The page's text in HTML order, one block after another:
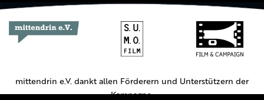
mittendrin e.V. dankt allen Förderern und Unterstützern der
Kampagne.